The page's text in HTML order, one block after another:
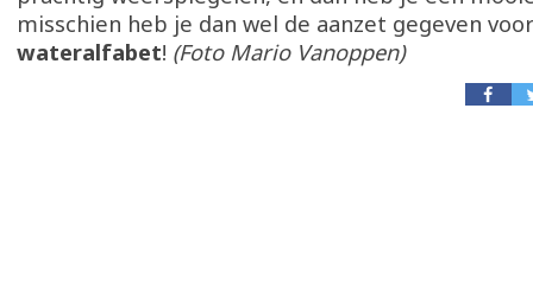
misschien heb je dan wel de aanzet gegeven
wateralfabet! (Foto Mario Vanoppen)